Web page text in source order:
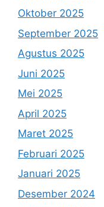
Oktober 2025
September 2025
Agustus 2025
Juni 2025
Mei 2025
April 2025
Maret 2025
Februari 2025
Januari 2025
Desember 2024